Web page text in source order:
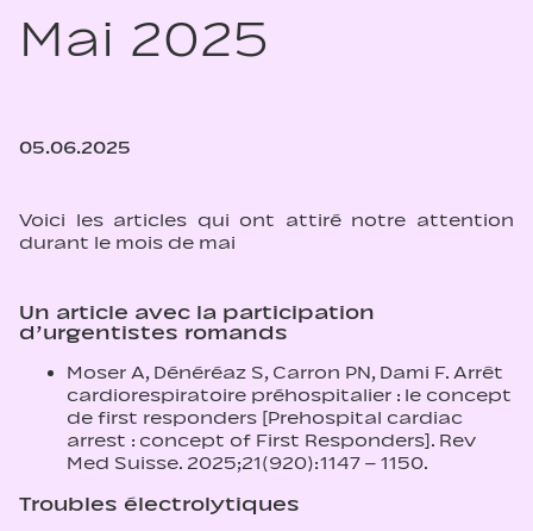
Mai 2025
05.06.2025
Voici les articles qui ont attiré notre attention
durant le mois de mai
Un article avec la participation
d’urgentistes romands
Moser A, Dénéréaz S, Carron PN, Dami F. Arrêt
cardiorespiratoire préhospitalier : le concept
de first responders [Prehospital cardiac
arrest : concept of First Responders]. Rev
Med Suisse. 2025;21(920):1147 – 1150.
Troubles électrolytiques